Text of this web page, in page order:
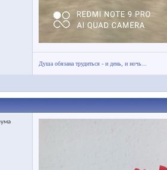
Душа обязана трудиться - и день, и ночь...